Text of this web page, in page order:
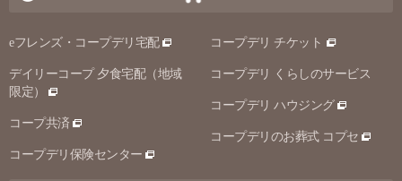
eフレンズ・コープデリ宅配
デイリーコープ 夕食宅配（地域
限定）
コープ共済
コープデリ保険センター
コープデリ チケット
コープデリ くらしのサービス
コープデリ ハウジング
コープデリのお葬式 コプセ